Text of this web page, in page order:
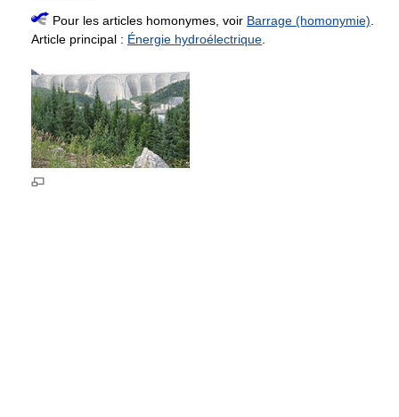
Pour les articles homonymes, voir Barrage (homonymie)
Article principal : Énergie hydroélectrique